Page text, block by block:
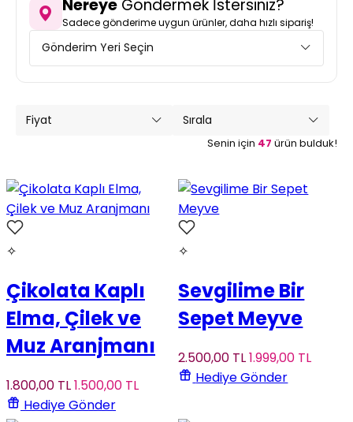
Nereye Göndermek İstersiniz?
Sadece gönderime uygun ürünler, daha hızlı sipariş!
Gönderim Yeri Seçin
Fiyat Sırala
Senin için 47 ürün bulduk!
✧
Çikolata Kaplı
Elma, Çilek ve
Muz Aranjmanı
1.800,00 TL1.500,00 TL
Hediye Gönder
✧
Sevgilime Bir
Sepet Meyve
2.500,00 TL1.999,00 TL
Hediye Gönder